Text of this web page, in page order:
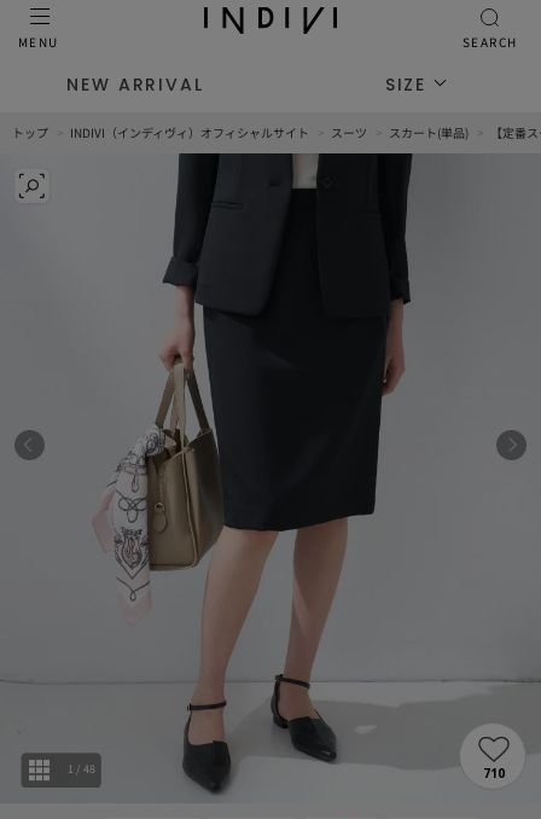
MENU SEARCH
NEW ARRIVAL SIZE
トップ INDIVI（インディヴィ）オフィシャルサイト スーツ スカート(単品) 【定番
1 / 48 710